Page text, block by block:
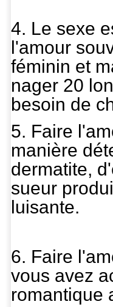
4. Le sexe
l'amour
féminin et
nager 20
besoin de
5. Faire
manière
dermatite,
sueur
luisante.
6. Faire
vous avez
romantique